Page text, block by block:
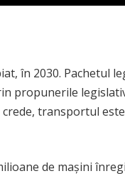
în 2030. Pachetul
propunerile
transportul
de mașini